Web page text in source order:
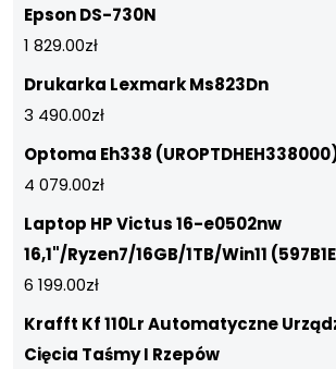
Epson DS-730N
1 829.00zł
Drukarka Lexmark Ms823Dn
3 490.00zł
Optoma Eh338
4 079.00zł
Laptop HP Victus 16-e0502nw
16,1"/Ryzen7/16GB/1TB/Win11
6 199.00zł
Krafft Kf 110Lr Automatyczne
Cięcia Taśmy I Rzepów